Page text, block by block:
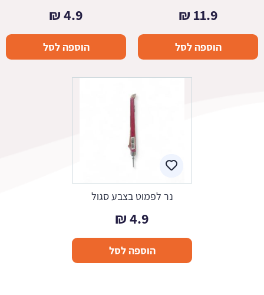
11.9
₪
הוספה לסל
4.9
₪
הוספה לסל
נר לפמוט בצבע סגול
4.9
₪
הוספה לסל